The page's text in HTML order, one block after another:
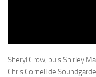
Sheryl Crow, puis Shirley
Chris Cornell de